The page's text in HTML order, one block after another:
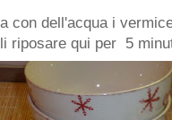
con dell'acqua i
riposare qui per 5